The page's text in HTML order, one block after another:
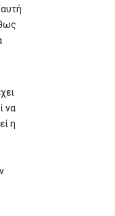
να
η